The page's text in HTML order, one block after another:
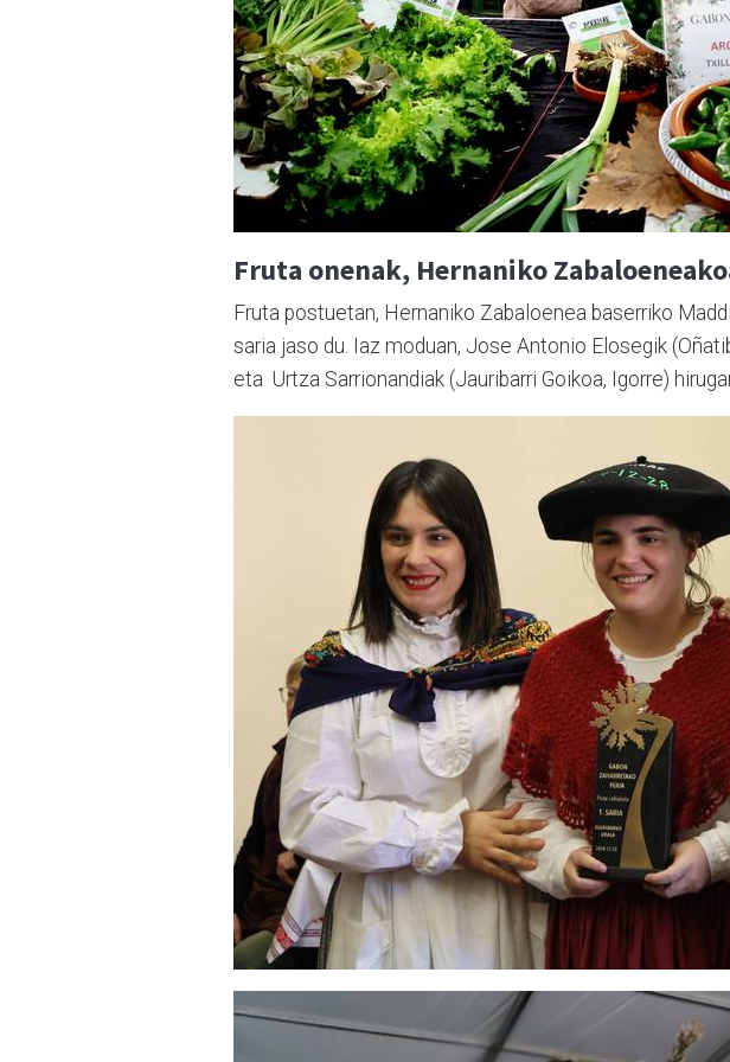
Fruta onenak, Hernaniko
Fruta postuetan, Hernaniko Zabaloenea baserriko
saria jaso du. Iaz moduan, Jose Antonio Elosegik
eta Urtza Sarrionandiak (Jauribarri Goikoa, Igorre)